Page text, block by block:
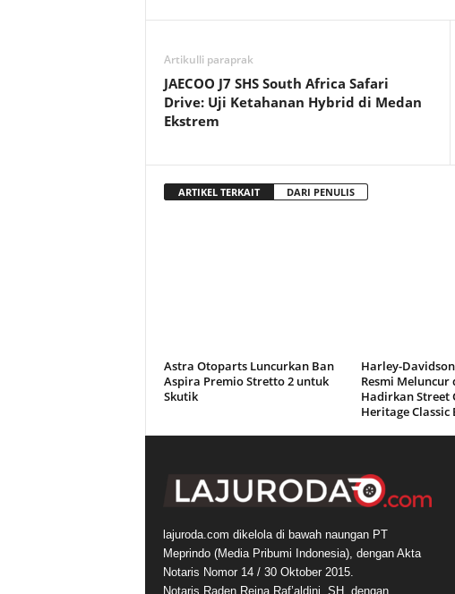
Artikulli paraprak
JAECOO J7 SHS South Africa Safari
Drive: Uji Ketahanan Hybrid di Medan
Ekstrem
ARTIKEL TERKAIT DARI PENULIS
Astra Otoparts Luncurkan Ban
Aspira Premio Stretto 2 untuk
Skutik
Harley-
Resmi Meluncur
Hadirkan Street
Heritage Classic
lajuroda.com dikelola di bawah naungan PT
Meprindo (Media Pribumi Indonesia), dengan Akta
Notaris Nomor 14 / 30 Oktober 2015.
Notaris Raden Reina Raf’aldini, SH, dengan